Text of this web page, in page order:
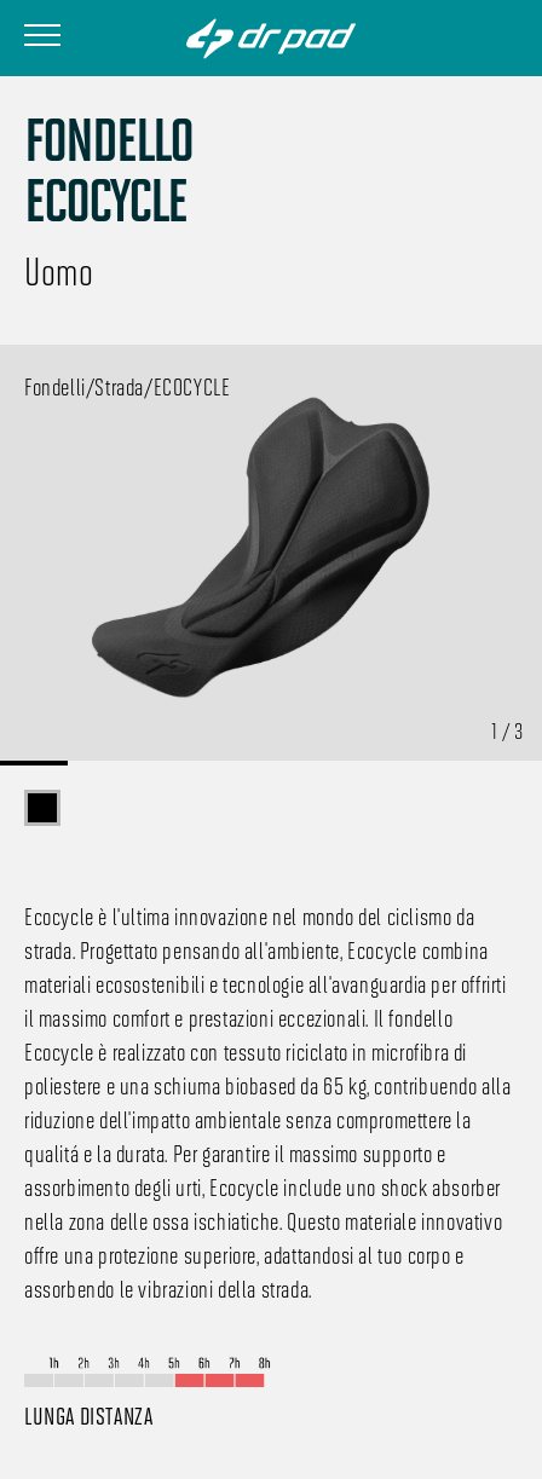
FONDELLO
ECOCYCLE
Uomo
Fondelli/Strada/ECOCYCLE
1 / 3
Ecocycle è l'ultima innovazione nel mondo del ciclismo da
strada. Progettato pensando all'ambiente, Ecocycle combina
materiali ecosostenibili e tecnologie all'avanguardia per offrirti
il massimo comfort e prestazioni eccezionali. Il fondello
Ecocycle è realizzato con tessuto riciclato in microfibra di
poliestere e una schiuma biobased da 65 kg, contribuendo alla
riduzione dell'impatto ambientale senza compromettere la
qualità e la durata. Per garantire il massimo supporto e
assorbimento degli urti, Ecocycle include uno shock absorber
nella zona delle ossa ischiatiche. Questo materiale innovativo
offre una protezione superiore, adattandosi al tuo corpo e
assorbendo le vibrazioni della strada.
LUNGA DISTANZA